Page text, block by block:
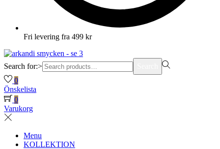
Fri levering fra 499 kr
Search for:>
0
Önskelista
0
Varukorg
Menu
KOLLEKTION